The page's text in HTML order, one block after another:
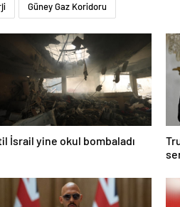
Güney Gaz Koridoru
İsrail yine okul bombaladı